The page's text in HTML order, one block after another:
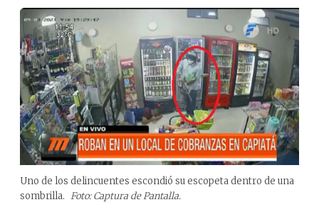
Uno de los delincuentes escondió su escopeta dentro de una
sombrilla. Foto: Captura de Pantalla.